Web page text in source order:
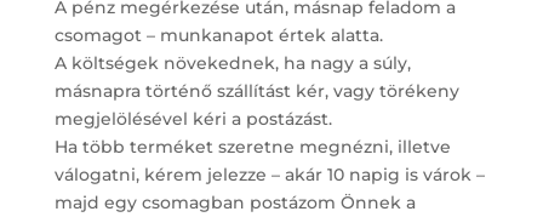
A pénz megérkezése után, másnap feladom a
csomagot – munkanapot értek alatta.
A költségek növekednek, ha nagy a súly,
másnapra történő szállítást kér, vagy törékeny
megjelölésével kéri a postázást.
Ha több terméket szeretne megnézni, illetve
válogatni, kérem jelezze – akár 10 napig is várok –
majd egy csomagban postázom Önnek a